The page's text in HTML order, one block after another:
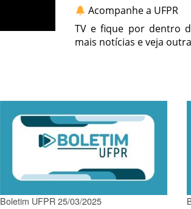
Acompanhe a UFPR
TV e fique por dentro
mais notícias e veja
Boletim UFPR 25/03/2025